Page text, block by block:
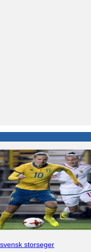
storseger